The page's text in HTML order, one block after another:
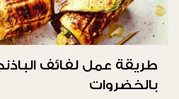
طريقة عمل لفائف
بالخضروات